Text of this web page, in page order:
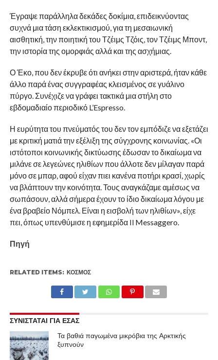
Έγραψε παράλληλα δεκάδες δοκίμια, επιδεικνύοντας
συχνά μια τάση εκλεκτικισμού, για τη μεσαιωνική
αισθητική, την ποιητική του Τζέιμς Τζόις, τον Τζέιμς Μποντ,
την ιστορία της ομορφιάς αλλά και της ασχήμιας.
Ο Έκο, που δεν έκρυβε ότι ανήκει στην αριστερά, ήταν κάθε
άλλο παρά ένας συγγραφέας κλεισμένος σε γυάλινο
πύργο. Συνέχιζε να γράφει τακτικά μια στήλη στο
εβδομαδιαίο περιοδικό L’Espresso.
Η ευρύτητα του πνεύματός του δεν τον εμπόδιζε να εξετάζει
με κριτική ματιά την εξέλιξη της σύγχρονης κοινωνίας. «Οι
ιστότοποι κοινωνικής δικτύωσης έδωσαν το δικαίωμα να
μιλάνε σε λεγεώνες ηλιθίων που άλλοτε δεν μίλαγαν παρά
μόνο σε μπαρ, αφού είχαν πιει κανένα ποτήρι κρασί, χωρίς
να βλάπτουν την κοινότητα. Τους αναγκάζαμε αμέσως να
σωπάσουν, αλλά σήμερα έχουν το ίδιο δικαίωμα λόγου με
ένα βραβείο Νόμπελ. Είναι η εισβολή των ηλιθίων», είχε
πει, όπως υπενθύμισε η εφημερίδα Il Messaggero.
Πηγή
RELATED ITEMS: ΚΌΣΜΟΣ
ΣΥΝΙΣΤΑΤΑΙ ΓΙΑ ΕΣΑΣ
Τα βαθιά παγωμένα μικρόβια της Αρκτικής
ξυπνούν